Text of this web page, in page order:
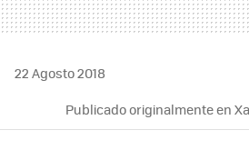
22 Agosto 2018
Publicado originalmente en